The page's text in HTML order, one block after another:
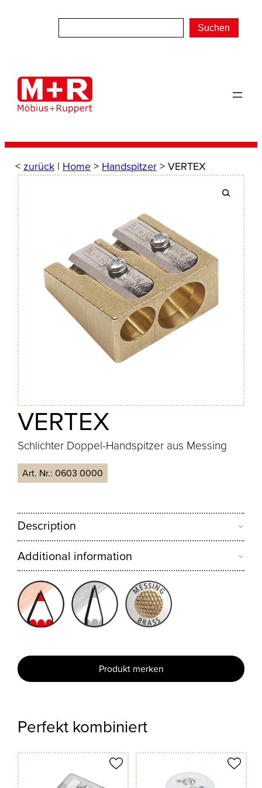
Suchen
< zurück | Home > Handspitzer > VERTEX
VERTEX
Schlichter Doppel-Handspitzer aus Messing
Art. Nr.:0603 0000
Description
Additional information
Produkt merken
Perfekt kombiniert
merken Produkt merken